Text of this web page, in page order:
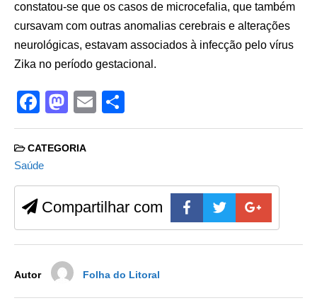
constatou-se que os casos de microcefalia, que também
cursavam com outras anomalias cerebrais e alterações
neurológicas, estavam associados à infecção pelo vírus
Zika no período gestacional.
F
a
c
e
b
o
o
M
a
st
d
o
n
E
m h
CATEGORIA
Saúde
Compartilhar com
Autor Folha do Litoral